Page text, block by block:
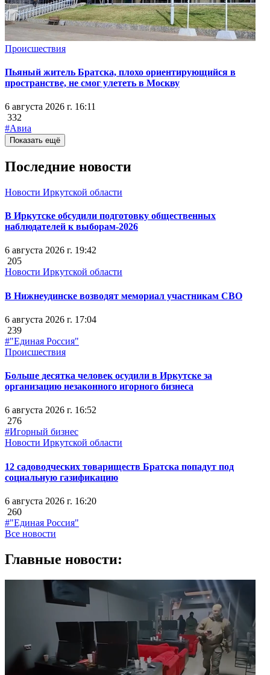
Происшествия
Пьяный житель Братска, плохо ориентирующийся в
пространстве, не смог улететь в Москву
6 августа 2026 г. 16:11
332
#Авиа
Показать ещё
Последние новости
Новости Иркутской области
В Иркутске обсудили подготовку общественных
наблюдателей к выборам-2026
6 августа 2026 г. 19:42
205
Новости Иркутской области
В Нижнеудинске возводят мемориал участникам СВО
6 августа 2026 г. 17:04
239
#"Единая Россия"
Происшествия
Больше десятка человек осудили в Иркутске за
организацию незаконного игорного бизнеса
6 августа 2026 г. 16:52
276
#Игорный бизнес
Новости Иркутской области
12 садоводческих товариществ Братска попадут под
социальную газификацию
6 августа 2026 г. 16:20
260
#"Единая Россия"
Все новости
Главные новости: